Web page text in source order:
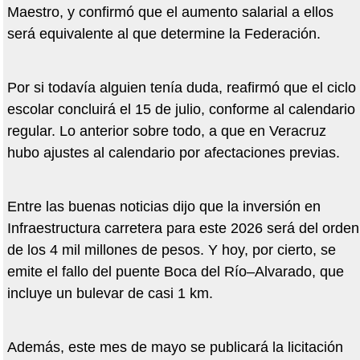
Maestro, y confirmó que el aumento salarial a ellos
será equivalente al que determine la Federación.
Por si todavía alguien tenía duda, reafirmó que el ciclo
escolar concluirá el 15 de julio, conforme al calendario
regular. Lo anterior sobre todo, a que en Veracruz
hubo ajustes al calendario por afectaciones previas.
Entre las buenas noticias dijo que la inversión en
Infraestructura carretera para este 2026 será del orden
de los 4 mil millones de pesos. Y hoy, por cierto, se
emite el fallo del puente Boca del Río–Alvarado, que
incluye un bulevar de casi 1 km.
Además, este mes de mayo se publicará la licitación